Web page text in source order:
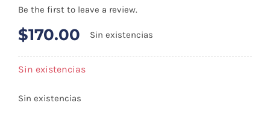
Be the first to leave a review.
$170.00 Sin existencias
Sin existencias
Sin existencias